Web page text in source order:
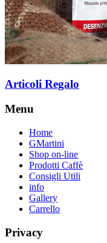
Articoli Regalo
Menu
Home
GMartini
Shop on-line
Prodotti Caffè
Consigli Utili
info
Gallery
Carrello
Privacy